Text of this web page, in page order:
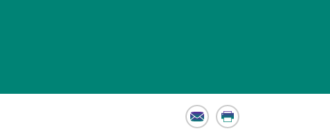
Email Print